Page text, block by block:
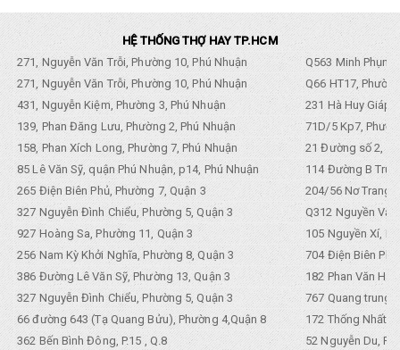
HỆ THỐNG THỢ HAY TP.HCM
271, Nguyễn Văn Trỗi, Phường 10, Phú Nhuận
Q563 Minh
271, Nguyễn Văn Trỗi, Phường 10, Phú Nhuận
Q66 HT17,
431, Nguyễn Kiệm, Phường 3, Phú Nhuận
231 Hà Huy Giáp,
139, Phan Đăng Lưu, Phường 2, Phú Nhuận
71D/5 Kp7,
158, Phan Xích Long, Phường 7, Phú Nhuận
21 Đường số 2,
85 Lê Văn Sỹ, quận Phú Nhuận, p14, Phú Nhuận
114 Đường B
265 Điện Biên Phủ, Phường 7, Quận 3
204/56 Nơ Trang
327 Nguyễn Đình Chiểu, Phường 5, Quận 3
Q312 Nguyền
927 Hoàng Sa, Phường 11, Quận 3
105 Nguyền Xí,
256 Nam Kỳ Khởi Nghĩa, Phường 8, Quận 3
704 Điện Biên
386 Đường Lê Văn Sỹ, Phường 13, Quận 3
182 Phan Văn
327 Nguyễn Đình Chiểu, Phường 5, Quận 3
767 Quang trung,
66 đường 643 (Tạ Quang Bửu), Phường 4,Quận 8
172 Thống Nhất.
362 Bến Bình Đông, P.15 , Q.8
52 Nguyễn Du,